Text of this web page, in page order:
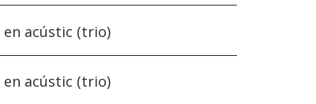
en acústic (trio)
en acústic (trio)